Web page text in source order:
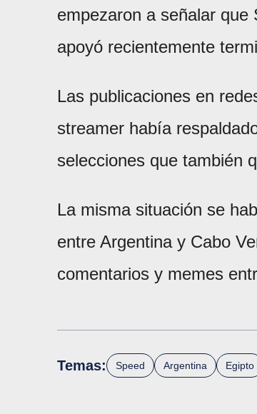
empezaron a señalar
apoyó recientemente
Las publicaciones en
streamer había
selecciones que también
La misma situación se
entre Argentina y Cabo
comentarios y memes
Temas: Speed Argentina Egipto